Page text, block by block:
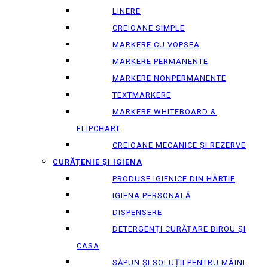
LINERE
CREIOANE SIMPLE
MARKERE CU VOPSEA
MARKERE PERMANENTE
MARKERE NONPERMANENTE
TEXTMARKERE
MARKERE WHITEBOARD &
FLIPCHART
CREIOANE MECANICE ȘI REZERVE
CURĂȚENIE ȘI IGIENA
PRODUSE IGIENICE DIN HÂRTIE
IGIENA PERSONALĂ
DISPENSERE
DETERGENȚI CURĂȚARE BIROU ȘI
CASA
SĂPUN ȘI SOLUȚII PENTRU MÂINI